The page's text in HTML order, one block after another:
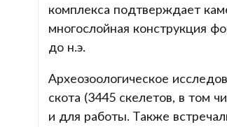
комплекса подтверждает
многослойная конструкция
до н.э.
Археозоологическое
скота (3445 скелетов, в том
и для работы. Также